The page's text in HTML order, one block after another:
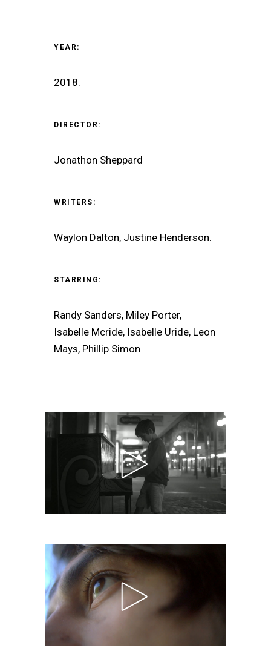
YEAR:
2018.
DIRECTOR:
Jonathon Sheppard
WRITERS:
Waylon Dalton, Justine Henderson.
STARRING:
Randy Sanders, Miley Porter,
Isabelle Mcride, Isabelle Uride, Leon
Mays, Phillip Simon